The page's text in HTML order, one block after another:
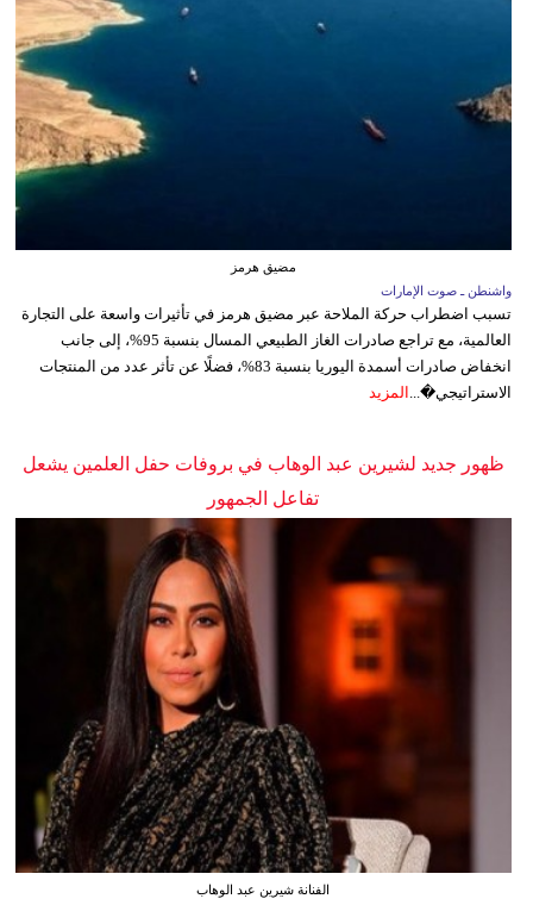
مضيق هرمز
واشنطن ـ صوت الإمارات
تسبب اضطراب حركة الملاحة عبر مضيق هرمز في تأثيرات واسعة على التجارة
العالمية، مع تراجع صادرات الغاز الطبيعي المسال بنسبة 95%، إلى جانب
انخفاض صادرات أسمدة اليوريا بنسبة 83%، فضلًا عن تأثر عدد من المنتجات
الاستراتيجي�... المزيد
ظهور جديد لشيرين عبد الوهاب في بروفات حفل العلمين يشعل
تفاعل الجمهور
الفنانة شيرين عبد الوهاب